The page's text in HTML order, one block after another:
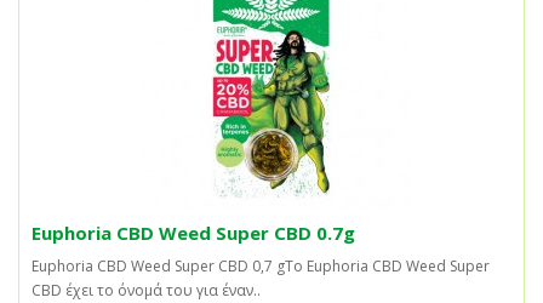
Euphoria CBD Weed Super CBD 0.7g
Euphoria CBD Weed Super CBD 0,7 gΤο Euphoria CBD Weed Super
CBD έχει το όνομά του για έναν..